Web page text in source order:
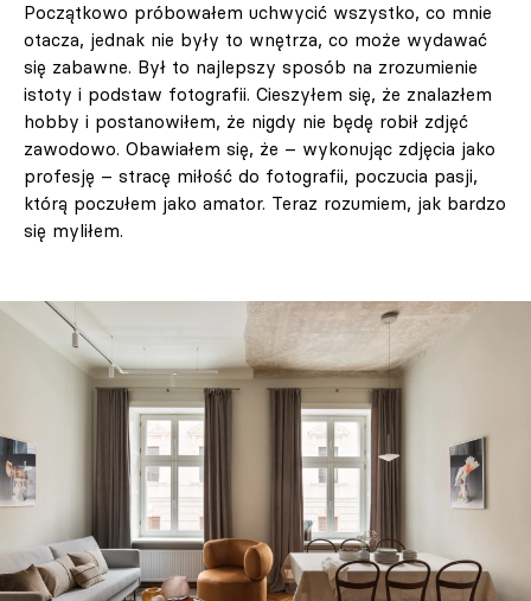
Początkowo próbowałem uchwycić wszystko, co mnie
otacza, jednak nie były to wnętrza, co może wydawać
się zabawne. Był to najlepszy sposób na zrozumienie
istoty i podstaw fotografii. Cieszyłem się, że znalazłem
hobby i postanowiłem, że nigdy nie będę robił zdjęć
zawodowo. Obawiałem się, że – wykonując zdjęcia jako
profesję – stracę miłość do fotografii, poczucia pasji,
którą poczułem jako amator. Teraz rozumiem, jak bardzo
się myliłem.